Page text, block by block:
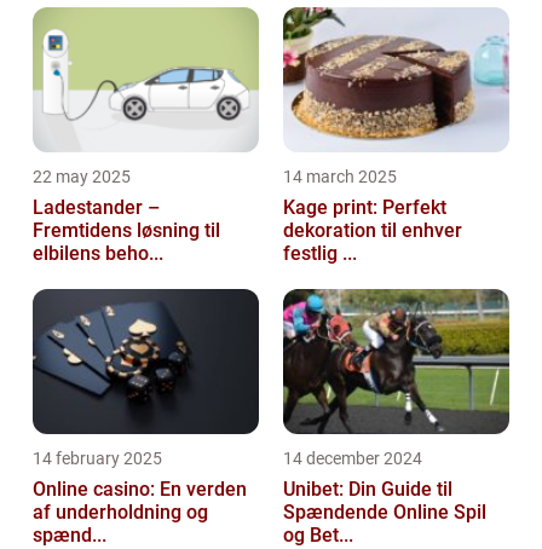
22 may 2025
Ladestander –
Fremtidens løsning til
elbilens beho...
14 march 2025
Kage print: Perfekt
dekoration til enhver
festlig ...
14 february 2025
Online casino: En verden
af underholdning og
spænd...
14 december 2024
Unibet: Din Guide til
Spændende Online Spil
og Bet...